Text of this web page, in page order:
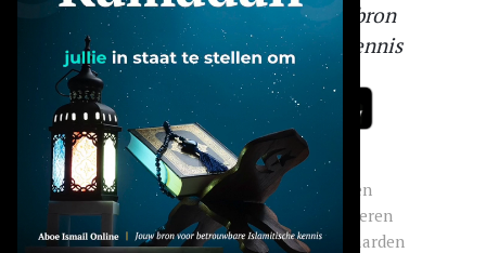
Jouw betrouwbare bron
voor Islamitische kennis
Menu
Dashboard
Abonnement
Modules
Socials
Instagram
Facebook
LinkedIn
Overig
Inloggen
Registreren
Voorwaarden